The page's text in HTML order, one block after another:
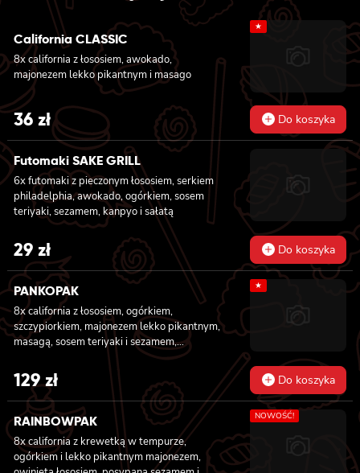
40 zł.
37 zł.
California CLASSIC
8x california z łososiem, awokado,
majonezem lekko pikantnym i masago
★
36 zł Do koszyka
Futomaki SAKE GRILL
6x futomaki z pieczonym łososiem, serkiem
philadelphia, awokado, ogórkiem, sosem
teriyaki, sezamem, kanpyo i sałatą
29 zł Do koszyka
PANKOPAK
8x california z łososiem, ogórkiem,
szczypiorkiem, majonezem lekko pikantnym,
masagą, sosem teriyaki i sezamem,
panierowane w chrupiącej panko, 8x
california z węgorzem , krewetką, imbirem,
majonezem lekko pikantnym, sosem teriyaki i
sezamem, panierowane w chrupiącej panko,
8x california z serkiem philadelphia,
węgorzem, ogórkiem, sosem teriyaki i
sezamem, panierowane w chrupiącej panko,
8x california z łososiem wędzonym,
★
129zł Do koszyka
RAINBOWPAK
8x california z krewetką w tempurze,
ogórkiem i lekko pikantnym majonezem,
NOWOŚĆ!